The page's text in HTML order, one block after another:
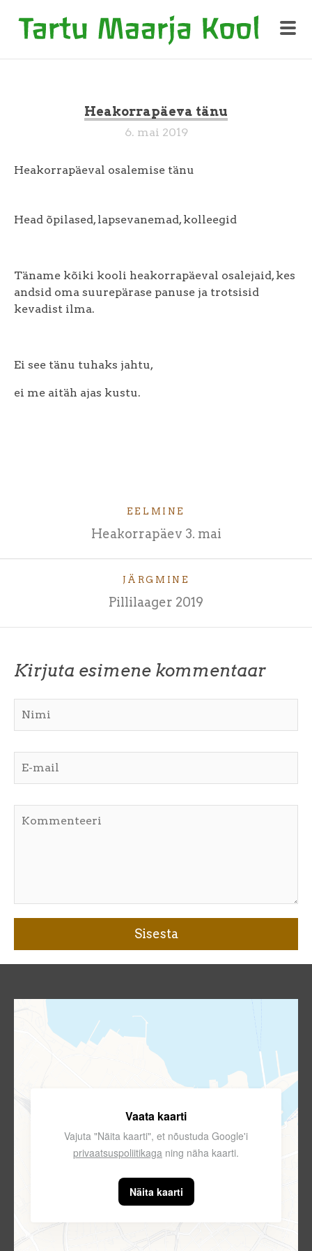
Heakorrapäeva tänu
6. mai 2019
Heakorrapäeval osalemise tänu
Head õpilased, lapsevanemad, kolleegid
Täname kõiki kooli heakorrapäeval osalejaid, kes
andsid oma suurepärase panuse ja trotsisid
kevadist ilma.
Ei see tänu tuhaks jahtu,
ei me aitäh ajas kustu.
EELMINE
Heakorrapäev 3. mai
JÄRGMINE
Pillilaager 2019
Kirjuta esimene kommentaar
Vaata kaarti
Vajuta "Näita kaarti", et nõustuda Google'i
privaatsuspoliitikaga ning näha kaarti.
Näita kaarti